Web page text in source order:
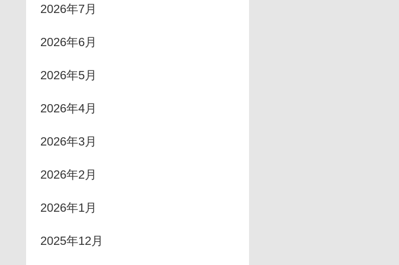
2026年7月
2026年6月
2026年5月
2026年4月
2026年3月
2026年2月
2026年1月
2025年12月